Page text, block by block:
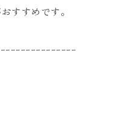
すすめです。
ｰｰｰｰｰｰｰｰｰｰｰｰｰｰ